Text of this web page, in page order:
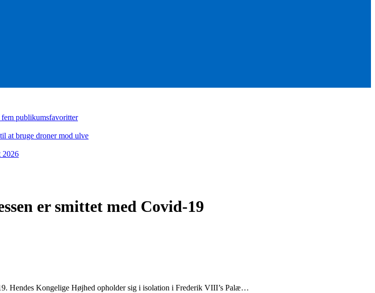
publikumsfavoritter
at bruge droner mod ulve
2026
er smittet med Covid-19
Hendes Kongelige Højhed opholder sig i isolation i Frederik VIII’s Palæ…